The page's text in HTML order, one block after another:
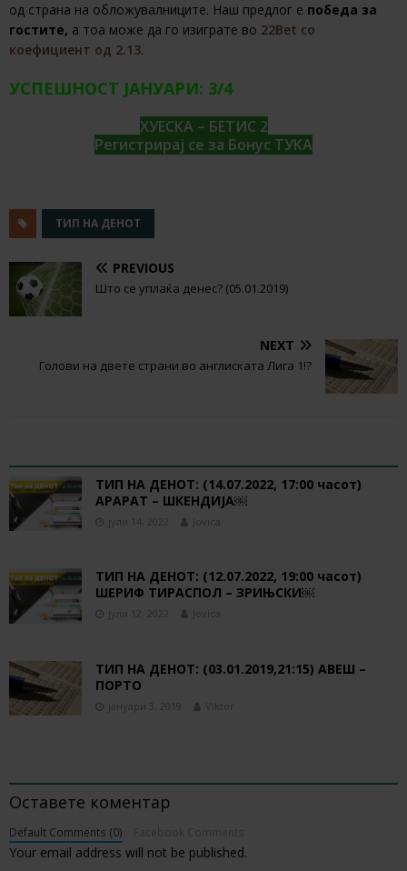
од страна на обложувалниците. Наш предлог е победа за
гостите, а тоа може да го изиграте во 22Bet со
коефициент од 2.13.
УСПЕШНОСТ ЈАНУАРИ: 3/4
ХУЕСКА – БЕТИС 2
Регистрирај се за Бонус ТУКА
ТИП НА ДЕНОТ
PREVIOUS
Што се уплаќа денес? (05.01.2019)
NEXT
Голови на двете страни во англиската Лига 1!?
ТИП НА ДЕНОТ: (14.07.2022, 17:00 часот)
АРАРАТ – ШКЕНДИЈА￼
јули 14, 2022 Jovica
ТИП НА ДЕНОТ: (12.07.2022, 19:00 часот)
ШЕРИФ ТИРАСПОЛ – ЗРИЊСКИ￼
јули 12, 2022 Jovica
ТИП НА ДЕНОТ: (03.01.2019,21:15) AВЕШ –
ПОРТО
јануари 3, 2019 Viktor
Оставете коментар
Default Comments (0)
Your email address will not be published.